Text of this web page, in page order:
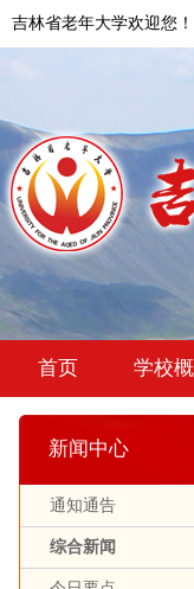
吉林省老年大学欢迎您！
首页 学校
新闻中心
通知通告
综合新闻